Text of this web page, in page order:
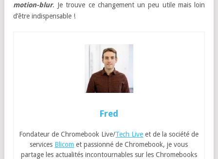
motion-blur. Je trouve ce changement un peu utile mais loin
d’être indispensable !
Fred
Fondateur de Chromebook Live/Tech Live et de la société de
services Blicom et passionné de Chromebook, je vous
partage les actualités incontournables sur les Chromebooks